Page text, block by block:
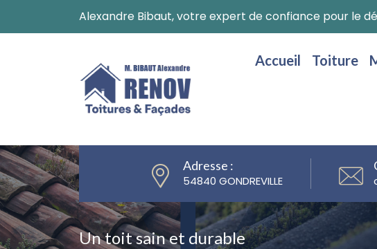
Alexandre Bibaut, votre expert de confiance pour le
Accueil Toiture
Adresse :
54840 GONDREVILLE
Remise en état
Un toit sain et durable
Un toit sain et durable